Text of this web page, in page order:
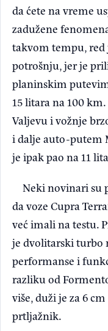
da ćete na vreme
zadužene
takvom tempu, red
potrošnju, jer je
planinskim
15 litara na 100
Valjevu i vožnje
i dalje auto-putem
je ipak pao na 11
Neki novinari su
da voze Cupra
već imali na testu.
je dvolitarski turbo
performanse i
razliku od
više, duži je za 6
prtljažnik.